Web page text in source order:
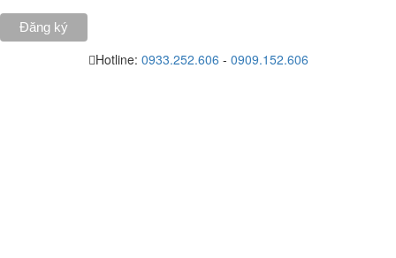
Hotline: 0933.252.606 - 0909.152.606